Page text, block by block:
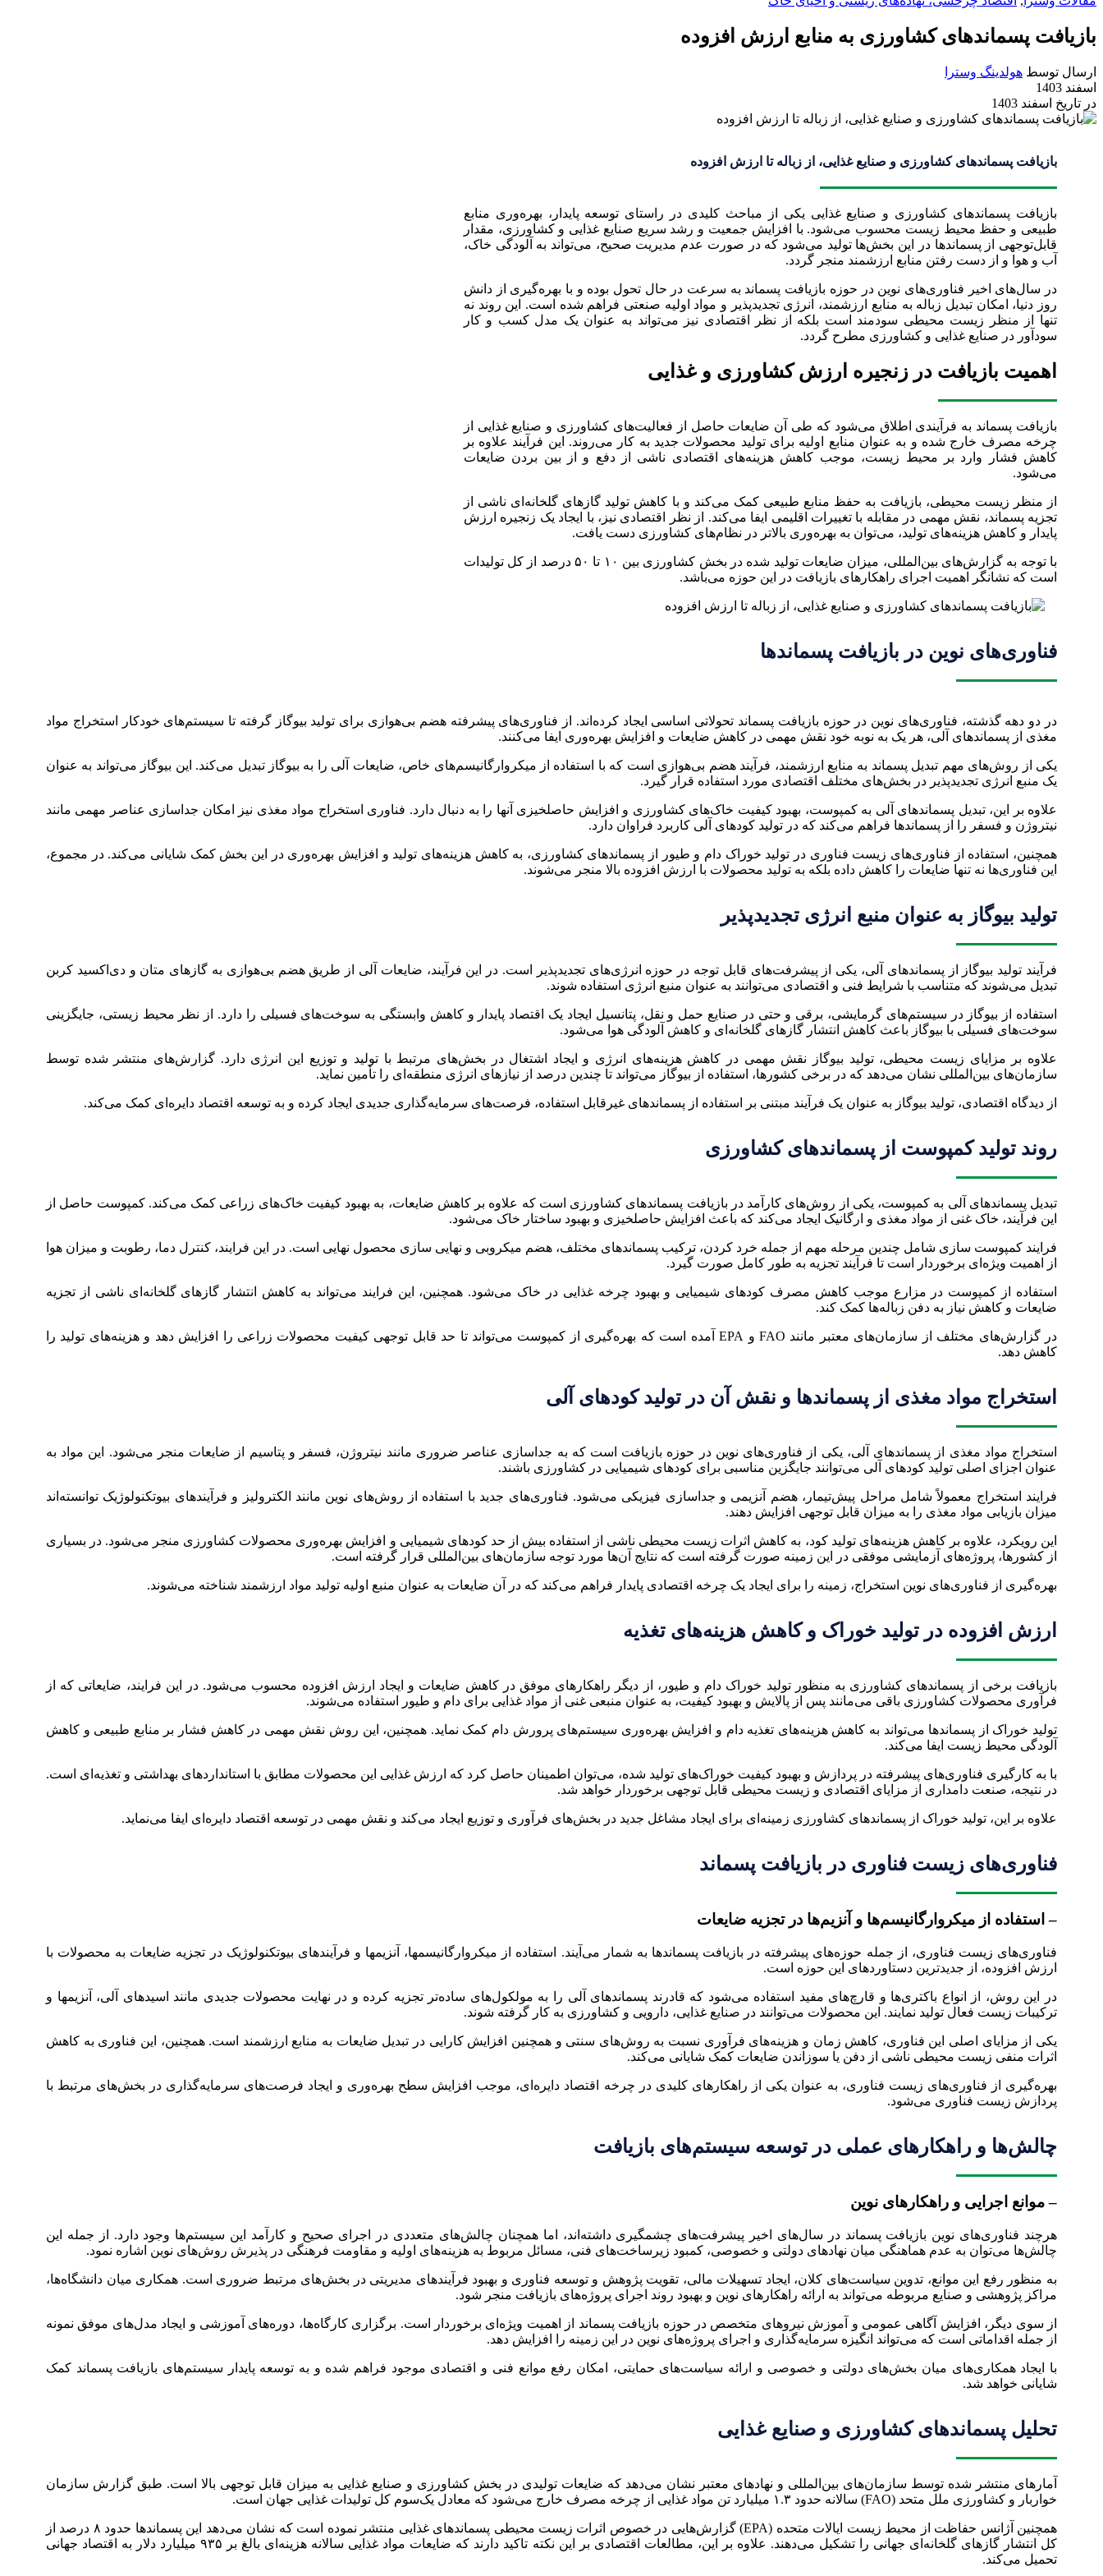
بازیافت پسماندهای کشاورزی به منابع ارزش افزوده
ارسال توسط هولدینگ وسترا
اسفند 1403
در تاریخ اسفند 1403
بازیافت پسماندهای کشاورزی و صنایع غذایی، از زباله تا ارزش افزوده
بازیافت پسماندهای کشاورزی و صنایع غذایی یکی از مباحث کلیدی در راستای توسعه پایدار، بهره‌وری منابع
طبیعی و حفظ محیط زیست محسوب می‌شود. با افزایش جمعیت و رشد سریع صنایع غذایی و کشاورزی، مقدار
قابل‌توجهی از پسماندها در این بخش‌ها تولید می‌شود که در صورت عدم مدیریت صحیح، می‌تواند به آلودگی خاک،
آب و هوا و از دست رفتن منابع ارزشمند منجر گردد.
در سال‌های اخیر فناوری‌های نوین در حوزه بازیافت پسماند به سرعت در حال تحول بوده و با بهره‌گیری از دانش
روز دنیا، امکان تبدیل زباله به منابع ارزشمند، انرژی تجدیدپذیر و مواد اولیه صنعتی فراهم شده است. این روند نه
تنها از منظر زیست محیطی سودمند است بلکه از نظر اقتصادی نیز می‌تواند به عنوان یک مدل کسب و کار
سودآور در صنایع غذایی و کشاورزی مطرح گردد.
اهمیت بازیافت در زنجیره ارزش کشاورزی و غذایی
بازیافت پسماند به فرآیندی اطلاق می‌شود که طی آن ضایعات حاصل از فعالیت‌های کشاورزی و صنایع غذایی از
چرخه مصرف خارج شده و به عنوان منابع اولیه برای تولید محصولات جدید به کار می‌روند. این فرآیند علاوه بر
کاهش فشار وارد بر محیط زیست، موجب کاهش هزینه‌های اقتصادی ناشی از دفع و از بین بردن ضایعات
می‌شود.
از منظر زیست محیطی، بازیافت به حفظ منابع طبیعی کمک می‌کند و با کاهش تولید گازهای گلخانه‌ای ناشی از
تجزیه پسماند، نقش مهمی در مقابله با تغییرات اقلیمی ایفا می‌کند. از نظر اقتصادی نیز، با ایجاد یک زنجیره ارزش
پایدار و کاهش هزینه‌های تولید، می‌توان به بهره‌وری بالاتر در نظام‌های کشاورزی دست یافت.
با توجه به گزارش‌های بین‌المللی، میزان ضایعات تولید شده در بخش کشاورزی بین ۱۰ تا ۵۰ درصد از کل تولیدات
است که نشانگر اهمیت اجرای راهکارهای بازیافت در این حوزه می‌باشد.
فناوری‌های نوین در بازیافت پسماندها
در دو دهه گذشته، فناوری‌های نوین در حوزه بازیافت پسماند تحولاتی اساسی ایجاد کرده‌اند. از فناوری‌های پیشرفته هضم بی‌هوازی برای تولید بیوگاز گرفته تا سیستم‌های خودکار استخراج مواد
مغذی از پسماندهای آلی، هر یک به نوبه خود نقش مهمی در کاهش ضایعات و افزایش بهره‌وری ایفا می‌کنند.
یکی از روش‌های مهم تبدیل پسماند به منابع ارزشمند، فرآیند هضم بی‌هوازی است که با استفاده از میکروارگانیسم‌های خاص، ضایعات آلی را به بیوگاز تبدیل می‌کند. این بیوگاز می‌تواند به عنوان
یک منبع انرژی تجدیدپذیر در بخش‌های مختلف اقتصادی مورد استفاده قرار گیرد.
علاوه بر این، تبدیل پسماندهای آلی به کمپوست، بهبود کیفیت خاک‌های کشاورزی و افزایش حاصلخیزی آنها را به دنبال دارد. فناوری استخراج مواد مغذی نیز امکان جداسازی عناصر مهمی مانند
نیتروژن و فسفر را از پسماندها فراهم می‌کند که در تولید کودهای آلی کاربرد فراوان دارد.
همچنین، استفاده از فناوری‌های زیست فناوری در تولید خوراک دام و طیور از پسماندهای کشاورزی، به کاهش هزینه‌های تولید و افزایش بهره‌وری در این بخش کمک شایانی می‌کند. در مجموع،
این فناوری‌ها نه تنها ضایعات را کاهش داده بلکه به تولید محصولات با ارزش افزوده بالا منجر می‌شوند.
تولید بیوگاز به عنوان منبع انرژی تجدیدپذیر
فرآیند تولید بیوگاز از پسماندهای آلی، یکی از پیشرفت‌های قابل توجه در حوزه انرژی‌های تجدیدپذیر است. در این فرآیند، ضایعات آلی از طریق هضم بی‌هوازی به گازهای متان و دی‌اکسید کربن
تبدیل می‌شوند که متناسب با شرایط فنی و اقتصادی می‌توانند به عنوان منبع انرژی استفاده شوند.
استفاده از بیوگاز در سیستم‌های گرمایشی، برقی و حتی در صنایع حمل و نقل، پتانسیل ایجاد یک اقتصاد پایدار و کاهش وابستگی به سوخت‌های فسیلی را دارد. از نظر محیط زیستی، جایگزینی
سوخت‌های فسیلی با بیوگاز باعث کاهش انتشار گازهای گلخانه‌ای و کاهش آلودگی هوا می‌شود.
علاوه بر مزایای زیست محیطی، تولید بیوگاز نقش مهمی در کاهش هزینه‌های انرژی و ایجاد اشتغال در بخش‌های مرتبط با تولید و توزیع این انرژی دارد. گزارش‌های منتشر شده توسط
سازمان‌های بین‌المللی نشان می‌دهد که در برخی کشورها، استفاده از بیوگاز می‌تواند تا چندین درصد از نیازهای انرژی منطقه‌ای را تأمین نماید.
از دیدگاه اقتصادی، تولید بیوگاز به عنوان یک فرآیند مبتنی بر استفاده از پسماندهای غیرقابل استفاده، فرصت‌های سرمایه‌گذاری جدیدی ایجاد کرده و به توسعه اقتصاد دایره‌ای کمک می‌کند.
روند تولید کمپوست از پسماندهای کشاورزی
تبدیل پسماندهای آلی به کمپوست، یکی از روش‌های کارآمد در بازیافت پسماندهای کشاورزی است که علاوه بر کاهش ضایعات، به بهبود کیفیت خاک‌های زراعی کمک می‌کند. کمپوست حاصل از
این فرآیند، خاک غنی از مواد مغذی و ارگانیک ایجاد می‌کند که باعث افزایش حاصلخیزی و بهبود ساختار خاک می‌شود.
فرایند کمپوست سازی شامل چندین مرحله مهم از جمله خرد کردن، ترکیب پسماندهای مختلف، هضم میکروبی و نهایی سازی محصول نهایی است. در این فرایند، کنترل دما، رطوبت و میزان هوا
از اهمیت ویژه‌ای برخوردار است تا فرآیند تجزیه به طور کامل صورت گیرد.
استفاده از کمپوست در مزارع موجب کاهش مصرف کودهای شیمیایی و بهبود چرخه غذایی در خاک می‌شود. همچنین، این فرایند می‌تواند به کاهش انتشار گازهای گلخانه‌ای ناشی از تجزیه
ضایعات و کاهش نیاز به دفن زباله‌ها کمک کند.
در گزارش‌های مختلف از سازمان‌های معتبر مانند FAO و EPA آمده است که بهره‌گیری از کمپوست می‌تواند تا حد قابل توجهی کیفیت محصولات زراعی را افزایش دهد و هزینه‌های تولید را
کاهش دهد.
استخراج مواد مغذی از پسماندها و نقش آن در تولید کودهای آلی
استخراج مواد مغذی از پسماندهای آلی، یکی از فناوری‌های نوین در حوزه بازیافت است که به جداسازی عناصر ضروری مانند نیتروژن، فسفر و پتاسیم از ضایعات منجر می‌شود. این مواد به
عنوان اجزای اصلی تولید کودهای آلی می‌توانند جایگزین مناسبی برای کودهای شیمیایی در کشاورزی باشند.
فرایند استخراج معمولاً شامل مراحل پیش‌تیمار، هضم آنزیمی و جداسازی فیزیکی می‌شود. فناوری‌های جدید با استفاده از روش‌های نوین مانند الکترولیز و فرآیندهای بیوتکنولوژیک توانسته‌اند
میزان بازیابی مواد مغذی را به میزان قابل توجهی افزایش دهند.
این رویکرد، علاوه بر کاهش هزینه‌های تولید کود، به کاهش اثرات زیست محیطی ناشی از استفاده بیش از حد کودهای شیمیایی و افزایش بهره‌وری محصولات کشاورزی منجر می‌شود. در بسیاری
از کشورها، پروژه‌های آزمایشی موفقی در این زمینه صورت گرفته است که نتایج آن‌ها مورد توجه سازمان‌های بین‌المللی قرار گرفته است.
بهره‌گیری از فناوری‌های نوین استخراج، زمینه را برای ایجاد یک چرخه اقتصادی پایدار فراهم می‌کند که در آن ضایعات به عنوان منبع اولیه تولید مواد ارزشمند شناخته می‌شوند.
ارزش افزوده در تولید خوراک و کاهش هزینه‌های تغذیه
بازیافت برخی از پسماندهای کشاورزی به منظور تولید خوراک دام و طیور، از دیگر راهکارهای موفق در کاهش ضایعات و ایجاد ارزش افزوده محسوب می‌شود. در این فرایند، ضایعاتی که از
فرآوری محصولات کشاورزی باقی می‌مانند پس از پالایش و بهبود کیفیت، به عنوان منبعی غنی از مواد غذایی برای دام و طیور استفاده می‌شوند.
تولید خوراک از پسماندها می‌تواند به کاهش هزینه‌های تغذیه دام و افزایش بهره‌وری سیستم‌های پرورش دام کمک نماید. همچنین، این روش نقش مهمی در کاهش فشار بر منابع طبیعی و کاهش
آلودگی محیط زیست ایفا می‌کند.
با به کارگیری فناوری‌های پیشرفته در پردازش و بهبود کیفیت خوراک‌های تولید شده، می‌توان اطمینان حاصل کرد که ارزش غذایی این محصولات مطابق با استانداردهای بهداشتی و تغذیه‌ای است.
در نتیجه، صنعت دامداری از مزایای اقتصادی و زیست محیطی قابل توجهی برخوردار خواهد شد.
علاوه بر این، تولید خوراک از پسماندهای کشاورزی زمینه‌ای برای ایجاد مشاغل جدید در بخش‌های فرآوری و توزیع ایجاد می‌کند و نقش مهمی در توسعه اقتصاد دایره‌ای ایفا می‌نماید.
فناوری‌های زیست فناوری در بازیافت پسماند
– استفاده از ميكروارگانيسم‌ها و آنزيم‌ها در تجزيه ضایعات
فناوری‌های زیست فناوری، از جمله حوزه‌های پیشرفته در بازیافت پسماندها به شمار می‌آیند. استفاده از میكروارگانيسمها، آنزيمها و فرآیندهای بیوتکنولوژیک در تجزیه ضایعات به محصولات با
ارزش افزوده، از جدیدترین دستاوردهای این حوزه است.
در این روش، از انواع باکتری‌ها و قارچ‌های مفید استفاده می‌شود که قادرند پسماندهای آلی را به مولکول‌های ساده‌تر تجزیه کرده و در نهایت محصولات جدیدی مانند اسیدهای آلی، آنزيمها و
ترکیبات زیست فعال تولید نمایند. این محصولات می‌توانند در صنایع غذایی، دارویی و کشاورزی به کار گرفته شوند.
یکی از مزایای اصلی این فناوری، کاهش زمان و هزینه‌های فرآوری نسبت به روش‌های سنتی و همچنین افزایش کارایی در تبدیل ضایعات به منابع ارزشمند است. همچنین، این فناوری به کاهش
اثرات منفی زیست محیطی ناشی از دفن یا سوزاندن ضایعات کمک شایانی می‌کند.
بهره‌گیری از فناوری‌های زیست فناوری، به عنوان یکی از راهکارهای کلیدی در چرخه اقتصاد دایره‌ای، موجب افزایش سطح بهره‌وری و ایجاد فرصت‌های سرمایه‌گذاری در بخش‌های مرتبط با
پردازش زیست فناوری می‌شود.
چالش‌ها و راهکارهای عملی در توسعه سیستم‌های بازیافت
– موانع اجرایی و راهکارهای نوین
هرچند فناوری‌های نوین بازیافت پسماند در سال‌های اخیر پیشرفت‌های چشمگیری داشته‌اند، اما همچنان چالش‌های متعددی در اجرای صحیح و کارآمد این سیستم‌ها وجود دارد. از جمله این
چالش‌ها می‌توان به عدم هماهنگی میان نهادهای دولتی و خصوصی، کمبود زیرساخت‌های فنی، مسائل مربوط به هزینه‌های اولیه و مقاومت فرهنگی در پذیرش روش‌های نوین اشاره نمود.
به منظور رفع این موانع، تدوین سیاست‌های کلان، ایجاد تسهیلات مالی، تقویت پژوهش و توسعه فناوری و بهبود فرآیندهای مدیریتی در بخش‌های مرتبط ضروری است. همکاری میان دانشگاه‌ها،
مراکز پژوهشی و صنایع مربوطه می‌تواند به ارائه راهکارهای نوین و بهبود روند اجرای پروژه‌های بازیافت منجر شود.
از سوی دیگر، افزایش آگاهی عمومی و آموزش نیروهای متخصص در حوزه بازیافت پسماند از اهمیت ویژه‌ای برخوردار است. برگزاری کارگاه‌ها، دوره‌های آموزشی و ایجاد مدل‌های موفق نمونه
از جمله اقداماتی است که می‌تواند انگیزه سرمایه‌گذاری و اجرای پروژه‌های نوین در این زمینه را افزایش دهد.
با ایجاد همکاری‌های میان بخش‌های دولتی و خصوصی و ارائه سیاست‌های حمایتی، امکان رفع موانع فنی و اقتصادی موجود فراهم شده و به توسعه پایدار سیستم‌های بازیافت پسماند کمک
شایانی خواهد شد.
تحلیل پسماندهای کشاورزی و صنایع غذایی
آمارهای منتشر شده توسط سازمان‌های بین‌المللی و نهادهای معتبر نشان می‌دهد که ضایعات تولیدی در بخش کشاورزی و صنایع غذایی به میزان قابل توجهی بالا است. طبق گزارش سازمان
خواربار و کشاورزی ملل متحد (FAO) سالانه حدود ۱.۳ میلیارد تن مواد غذایی از چرخه مصرف خارج می‌شود که معادل یک‌سوم کل تولیدات غذایی جهان است.
همچنین آژانس حفاظت از محیط زیست ایالات متحده (EPA) گزارش‌هایی در خصوص اثرات زیست محیطی پسماندهای غذایی منتشر نموده است که نشان می‌دهد این پسماندها حدود ۸ درصد از
کل انتشار گازهای گلخانه‌ای جهانی را تشکیل می‌دهند. علاوه بر این، مطالعات اقتصادی بر این نکته تاکید دارند که ضایعات مواد غذایی سالانه هزینه‌ای بالغ بر ۹۳۵ میلیارد دلار به اقتصاد جهانی
تحمیل می‌کند.